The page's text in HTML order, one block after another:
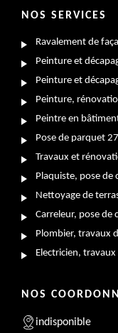
NOS SERVICES
Ravalement de
Peinture et
Peinture et
Peinture,
Peintre en
Pose de parquet 27
Travaux et
Plaquiste, pose de
Nettoyage de
Carreleur, pose de
Plombier, travaux
Electricien,
NOS
indisponible